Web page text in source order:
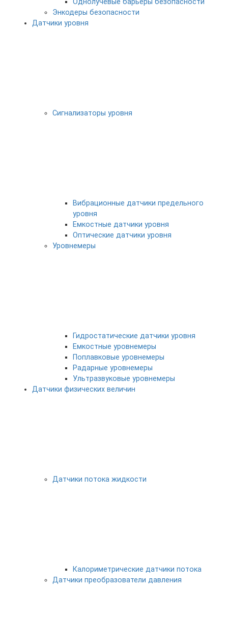
Однолучевые барьеры безопасности
Энкодеры безопасности
Датчики уровня
Сигнализаторы уровня
Вибрационные датчики предельного
уровня
Емкостные датчики уровня
Оптические датчики уровня
Уровнемеры
Гидростатические датчики уровня
Емкостные уровнемеры
Поплавковые уровнемеры
Радарные уровнемеры
Ультразвуковые уровнемеры
Датчики физических величин
Датчики потока жидкости
Калориметрические датчики потока
Датчики преобразователи давления